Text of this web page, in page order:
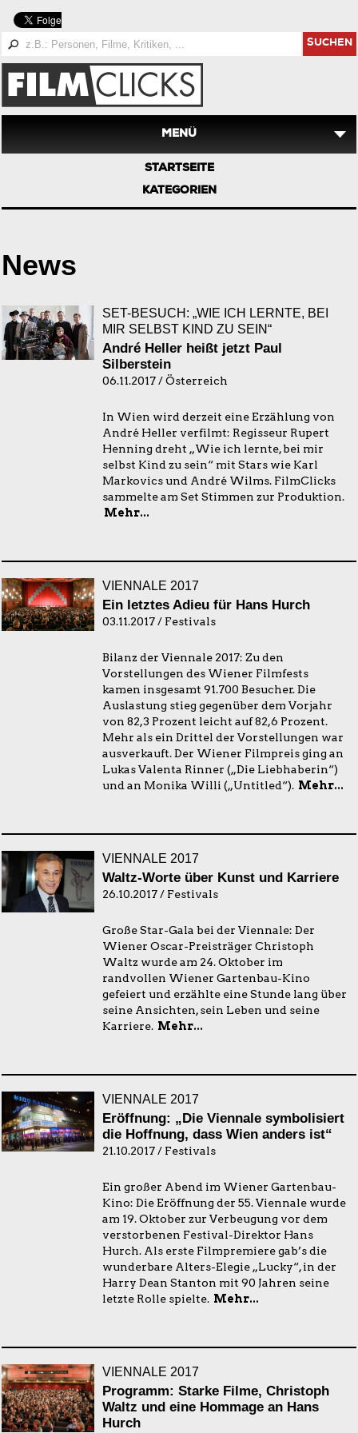
SUCHEN
MENÜ
STARTSEITE
KATEGORIEN
News
SET-BESUCH: „WIE ICH LERNTE, BEI
MIR SELBST KIND ZU SEIN“
André Heller heißt jetzt Paul
Silberstein
06.11.2017 / Österreich
In Wien wird derzeit eine Erzählung von
André Heller verfilmt: Regisseur Rupert
Henning dreht „Wie ich lernte, bei mir
selbst Kind zu sein“ mit Stars wie Karl
Markovics und André Wilms. FilmClicks
sammelte am Set Stimmen zur Produktion.
Mehr...
VIENNALE 2017
Ein letztes Adieu für Hans Hurch
03.11.2017 / Festivals
Bilanz der Viennale 2017: Zu den
Vorstellungen des Wiener Filmfests
kamen insgesamt 91.700 Besucher. Die
Auslastung stieg gegenüber dem Vorjahr
von 82,3 Prozent leicht auf 82,6 Prozent.
Mehr als ein Drittel der Vorstellungen war
ausverkauft. Der Wiener Filmpreis ging an
Lukas Valenta Rinner („Die Liebhaberin“)
und an Monika Willi („Untitled“). Mehr...
VIENNALE 2017
Waltz-Worte über Kunst und Karriere
26.10.2017 / Festivals
Große Star-Gala bei der Viennale: Der
Wiener Oscar-Preisträger Christoph
Waltz wurde am 24. Oktober im
randvollen Wiener Gartenbau-Kino
gefeiert und erzählte eine Stunde lang über
seine Ansichten, sein Leben und seine
Karriere. Mehr...
VIENNALE 2017
Eröffnung: „Die Viennale symbolisiert
die Hoffnung, dass Wien anders ist“
21.10.2017 / Festivals
Ein großer Abend im Wiener Gartenbau-
Kino: Die Eröffnung der 55. Viennale wurde
am 19. Oktober zur Verbeugung vor dem
verstorbenen Festival-Direktor Hans
Hurch. Als erste Filmpremiere gab’s die
wunderbare Alters-Elegie „Lucky“, in der
Harry Dean Stanton mit 90 Jahren seine
letzte Rolle spielte. Mehr...
VIENNALE 2017
Programm: Starke Filme, Christoph
Waltz und eine Hommage an Hans
Hurch